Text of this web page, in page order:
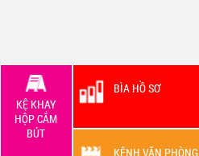
KỆ KHAY
HỘP CẮM
BÚT
BÌA HỒ SƠ
KÊNH VĂN PHÒNG